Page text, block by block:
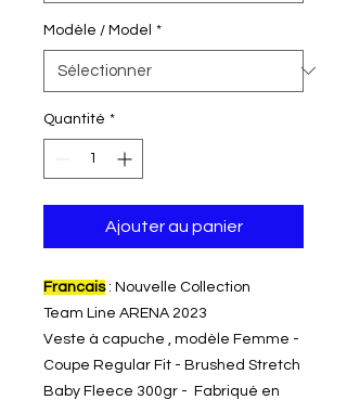
Modèle / Model *
Quantité *
Ajouter au panier
Francais: Nouvelle Collection
Team Line ARENA 2023
Veste à capuche , modèle Femme -
Coupe Regular Fit - Brushed Stretch
Baby Fleece 300gr - Fabriqué en